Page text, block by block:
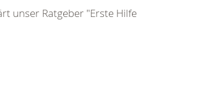
unser Ratgeber "Erste Hilfe